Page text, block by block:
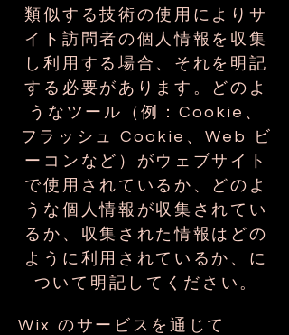
類似する技術の使用によりサ
イト訪問者の個人情報を収集
し利用する場合、それを明記
する必要があります。どのよ
うなツール（例：Cookie、
フラッシュ Cookie、Web ビ
ーコンなど）がウェブサイト
で使用されているか、どのよ
うな個人情報が収集されてい
るか、収集された情報はどの
ように利用されているか、に
ついて明記してください。
Wix のサービスを通じて